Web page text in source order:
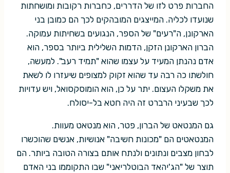
החברות פרט לזו של הדררים, כחברות רקובות ומושחתות
שנועדו לכליה. המייצגים המובהקים לכך הם כמובן בני
הארקונן, ה"רעים" של הספר, הנגועים בשחיתות עמוקה.
הברון הארקונן הזקן, הדמות השלילית ביותר בספר, הוא
אדם נהנתן המעיד על עצמו שהוא "תמיד רעב". למעשה,
חולשתו כה רבה עד שהוא זקוק למצופים שיעזרו לו לשאת
את משקלו העצום. יתר על כן, הוא הומוסקסואל, ויש עדויות
לכך שבעיני הרברט זה היה חטא בל-יסולח.
גם המנטאט של הברון, פטר, הוא מנטאט מעוות.
המנטאטים הם "מכונות חשיבה" אנושיות, אנשים שהוכשרו
לבחון מצבים ונתונים ולנתח אותם בצורה הטובה ביותר. הם
תוצר של "הג'יהאד הבוטלריאני" שבו התקוממו בני האדם